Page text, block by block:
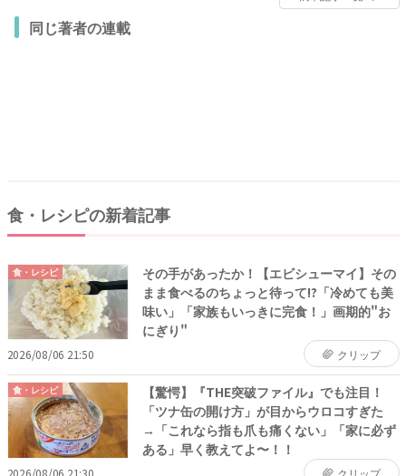
同じ著者の連載
食・レシピの新着記事
食・レシピ
その手があったか！【エビシューマイ】その
まま食べるのちょっと待って!?「冷めても美
味い」「家族もいっきに完食！」画期的"お
にぎり"
2026/08/06 21:50 クリップ
食・レシピ
【驚愕】『THE突破ファイル』でも注目！
「ツナ缶の開け方」が目からウロコすぎた
→「これなら指も爪も痛くない」「家に必ず
ある」早く教えてよ〜！！
2026/08/06 21:30 クリップ